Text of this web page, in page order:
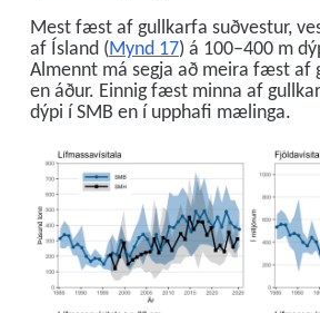
Mest fæst af gullkarfa suðvestur,
af Ísland (Mynd 17) á 100–400 m
Almennt má segja að meira fæst af
en áður. Einnig fæst minna af
dýpi í SMB en í upphafi mælinga.